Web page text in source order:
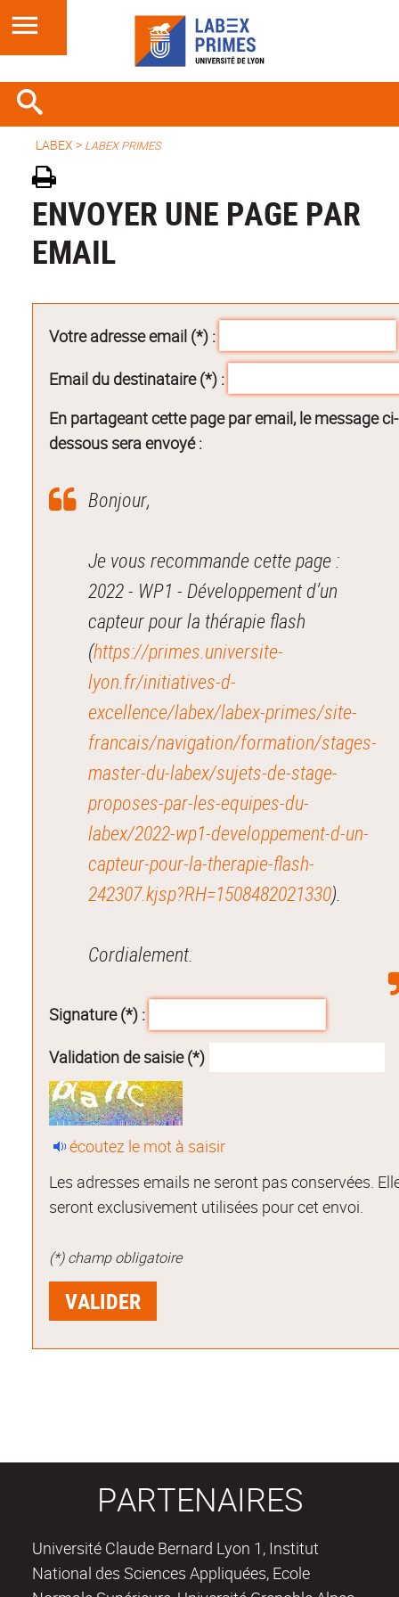
LABEX > LABEX PRIMES
ENVOYER UNE PAGE PAR
EMAIL
Votre adresse email (*) :
Email du destinataire (*) :
En partageant cette page par email, le message ci-
dessous sera envoyé :
Bonjour,
Je vous recommande cette page :
2022 - WP1 - Développement d’un
capteur pour la thérapie flash
(https://primes.universite-
lyon.fr/initiatives-d-
excellence/labex/labex-primes/site-
francais/navigation/formation/stages-
master-du-labex/sujets-de-stage-
proposes-par-les-equipes-du-
labex/2022-wp1-developpement-d-un-
capteur-pour-la-therapie-flash-
242307.kjsp?RH=1508482021330).
Cordialement.
Signature (*) :
Validation de saisie (*)
écoutez le mot à saisir
Les adresses emails ne seront pas conservées.
seront exclusivement utilisées pour cet envoi.
(*) champ obligatoire
PARTENAIRES
Université Claude Bernard Lyon 1, Institut
National des Sciences Appliquées, Ecole